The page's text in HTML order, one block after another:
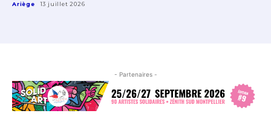
Ariège 13 juillet 2026
- Partenaires -